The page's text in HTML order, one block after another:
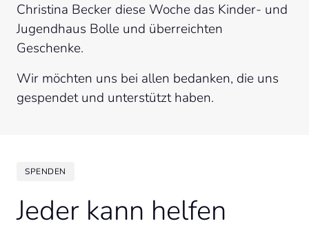
Christina Becker diese Woche das Kinder- und
Jugendhaus Bolle und überreichten
Geschenke.
Wir möchten uns bei allen bedanken, die uns
gespendet und unterstützt haben.
SPENDEN
Jeder kann helfen